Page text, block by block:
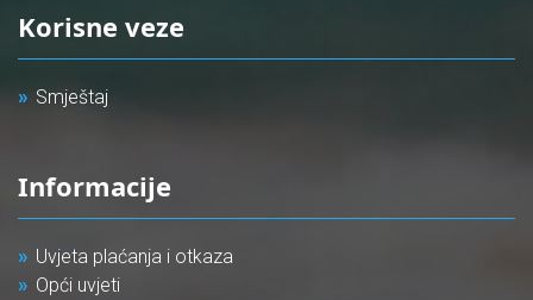
Korisne veze
Smještaj
Informacije
Uvjeta plaćanja i otkaza
Opći uvjeti